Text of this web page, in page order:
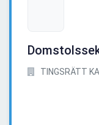
TINGSRÄTT